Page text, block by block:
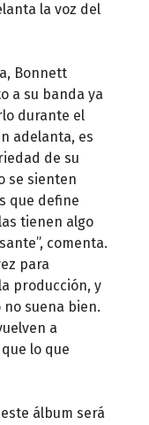
la voz del
Bonnett
a su banda ya
durante el
adelanta, es
de su
se sienten
que define
tienen algo
comenta.
para
producción, y
suena bien.
a
lo que
álbum será